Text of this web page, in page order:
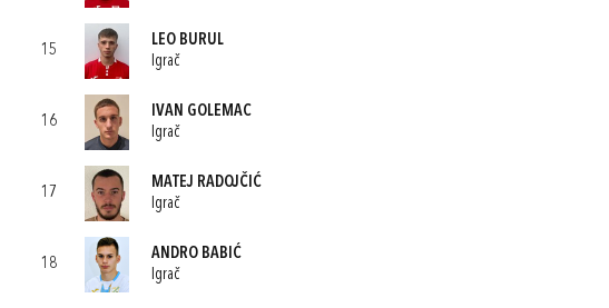
15
LEO BURUL
Igrač
16
IVAN GOLEMAC
Igrač
17
MATEJ RADOJČIĆ
Igrač
18
ANDRO BABIĆ
Igrač